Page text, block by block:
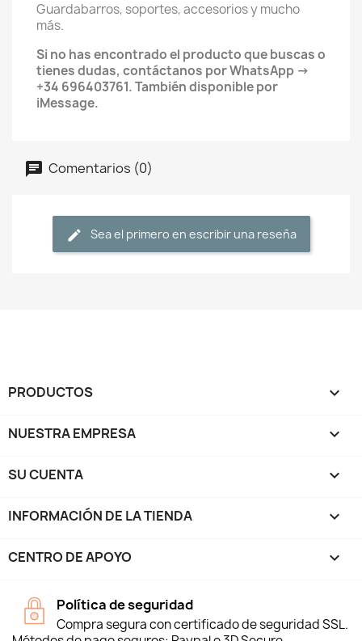
Guardabarros, soportes, accesorios y mucho
más.
Si no has encontrado el producto que buscas o
tienes dudas, contáctanos por WhatsApp ->
+34 696403761. También disponible por
iMessage.
Comentarios (0)
Sea el primero en escribir una reseña
PRODUCTOS 
NUESTRA EMPRESA 
SU CUENTA 
INFORMACIÓN DE LA TIENDA keyboard_arrow_down
CENTRO DE APOYO 
Política de seguridad
Compra segura con certificado de seguridad SSL.